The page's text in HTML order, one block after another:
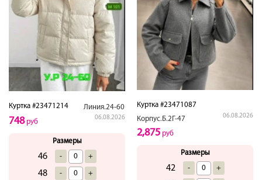
Куртка #23471214 Линия.24-60
06.08.2026
748руб
Размеры
46 - +
48 - +
Куртка #23471087
Корпус.Б.2Г-47
06.08.2026
2,875 руб
Размеры
42 - +